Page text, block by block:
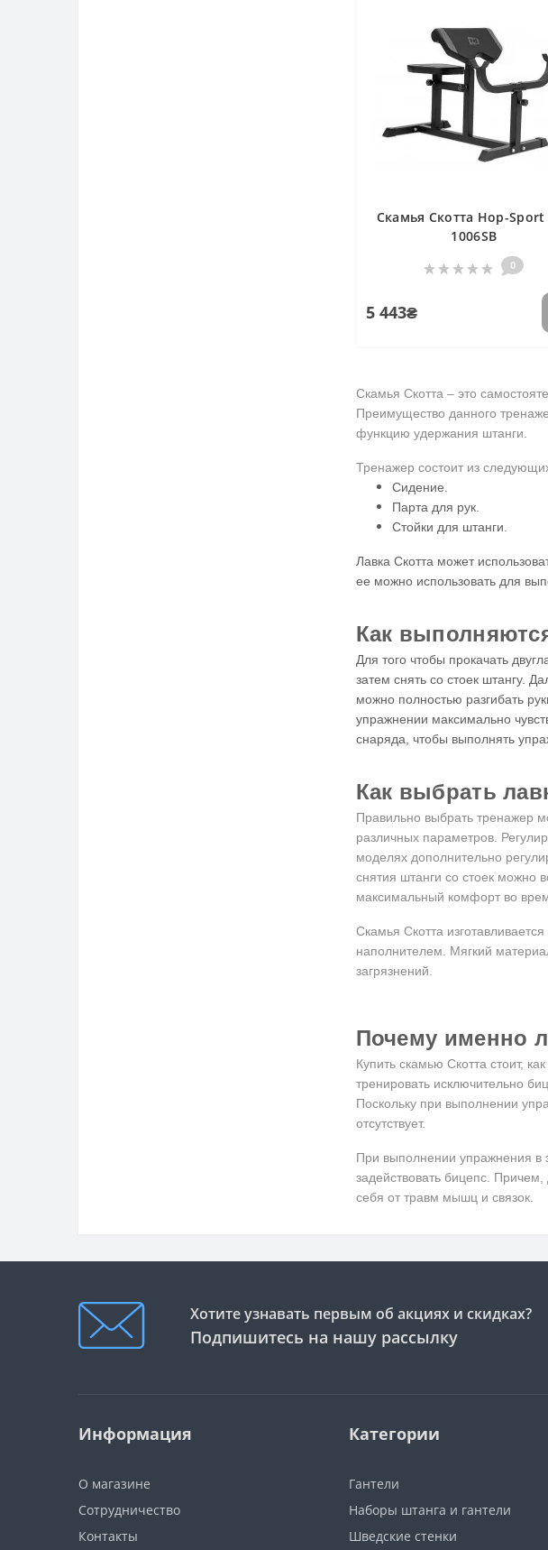
Скамья Скотта Hop-Sport
1006SB
0
5 443₴
Скамья Скотта – это
Преимущество данного
функцию удержания штанги.
Тренажер состоит из
Сидение.
Парта для рук.
Стойки для штанги.
Лавка Скотта может
ее можно использовать для
Как
Для того чтобы прокачать
затем снять со стоек штангу.
можно полностью разгибать
упражнении максимально
снаряда, чтобы выполнять
Как выбрать
Правильно выбрать тренажер
различных параметров.
моделях дополнительно
снятия штанги со стоек можно
максимальный комфорт во
Скамья Скотта
наполнителем. Мягкий
загрязнений.
Почему именно
Купить скамью Скотта стоит,
тренировать исключительно
Поскольку при выполнении
отсутствует.
При выполнении упражнения в
задействовать бицепс.
себя от травм мышц и связок.
Хотите узнавать первым об акциях и скидках?
Подпишитесь на нашу рассылку
Информация
О магазине
Сотрудничество
Контакты
Категории
Гантели
Наборы штанга и гантели
Шведские стенки